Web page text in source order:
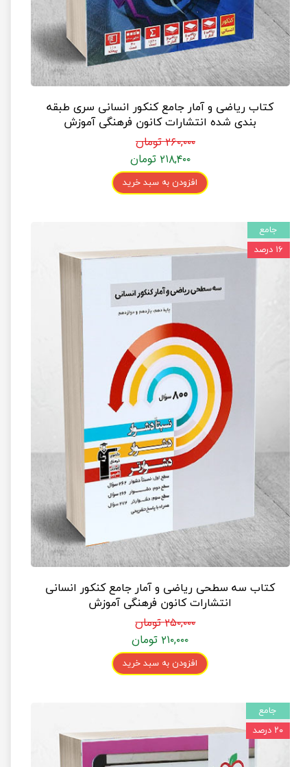
کتاب ریاضی و آمار جامع کنکور انسانی سری طبقه
بندی شده انتشارات کانون فرهنگی آموزش
۲۶۰,۰۰۰ تومان
۲۱۸,۴۰۰ تومان
افزودن به سبد خرید
کتاب سه سطحی ریاضی و آمار جامع کنکور انسانی
انتشارات کانون فرهنگی آموزش
۲۵۰,۰۰۰ تومان
۲۱۰,۰۰۰ تومان
افزودن به سبد خرید
جامع
۱۶ درصد
جامع
۲۰ درصد